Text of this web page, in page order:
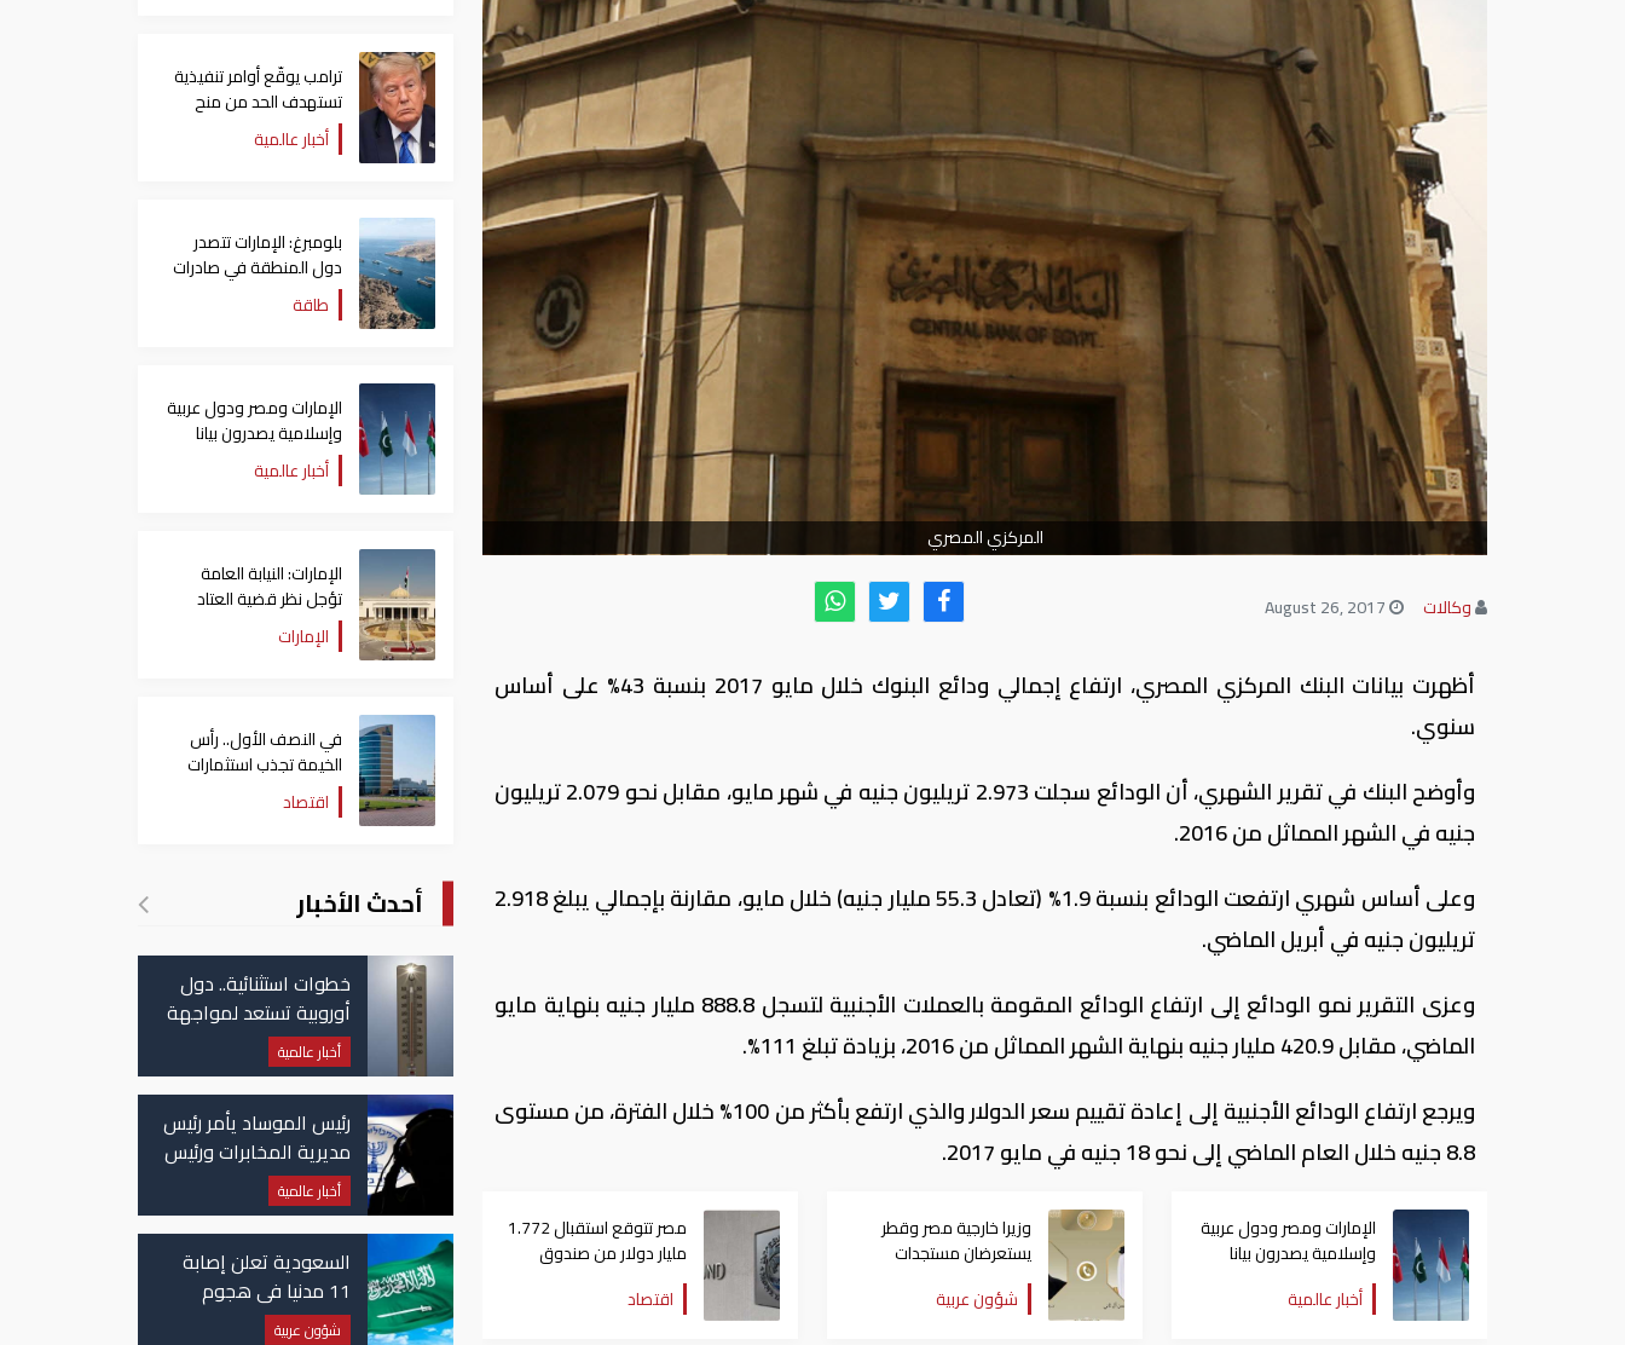
المركزي المصري
وكالات
أظهرت بيانات البنك المركزي المصري، ارتفاع إجمالي ودائع البنوك خلال مايو 2017 بنسبة 43% على أساس
سنوي.
وأوضح البنك في تقرير الشهري، أن الودائع سجلت 2.973 تريليون جنيه في شهر مايو، مقابل نحو 2.079 تريليون
جنيه في الشهر المماثل من 2016.
وعلى أساس شهري ارتفعت الودائع بنسبة 1.9% (تعادل 55.3 مليار جنيه) خلال مايو، مقارنة بإجمالي يبلغ 2.918
تريليون جنيه في أبريل الماضي.
وعزى التقرير نمو الودائع إلى ارتفاع الودائع المقومة بالعملات الأجنبية لتسجل 888.8 مليار جنيه بنهاية مايو
الماضي، مقابل 420.9 مليار جنيه بنهاية الشهر المماثل من 2016، بزيادة تبلغ 111%.
ويرجع ارتفاع الودائع الأجنبية إلى إعادة تقييم سعر الدولار والذي ارتفع بأكثر من 100% خلال الفترة، من مستوى
8.8 جنيه خلال العام الماضي إلى نحو 18 جنيه في مايو 2017.
الإمارات ومصر ودول عربية
وإسلامية يصدرون بيانا
مشتركا بشأن الانتهاكات
الإسرائيلية في غزة
أخبار عالمية
وزيرا خارجية مصر وقطر
يستعرضان مستجدات
التحركات الإقليمية
شؤون عربية
مصر تتوقع استقبال 1.772
مليار دولار من صندوق
النقد خلال أيام
اقتصاد
ترامب يوقّع أوامر تنفيذية
تستهدف الحد من منح
الجنسية الأمريكية بالولادة
أخبار عالمية
بلومبرغ: الإمارات تتصدر
دول المنطقة في صادرات
النفط عبر مضيق هرمز
طاقة
الإمارات ومصر ودول عربية
وإسلامية يصدرون بيانا
مشتركا بشأن الانتهاكات
الإسرائيلية في غزة
أخبار عالمية
الإمارات: النيابة العامة
تؤجل نظر قضية العتاد
العسكري للسودان
الإمارات
في النصف الأول.. رأس
الخيمة تجذب استثمارات
تتجاوز 771 مليون درهماقتصاد
أحدث الأخبار
خطوات استثنائية.. دول
أوروبية تستعد لمواجهة
موجة حر غير مسبوقة
أخبار عالمية
رئيس الموساد يأمر رئيس
مديرية المخابرات ورئيس
قسم إيران بالاستقالة
أخبار عالمية
السعودية تعلن إصابة
11 مدنيا في هجوم
حوثي على نجران
شؤون عربية